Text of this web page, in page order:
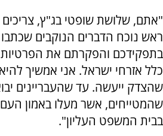
"אתם, שלושת שופטי בג"ץ,
ראש נוכח הדברים הנוקבים
בתפקידכם והפקרתם את הפרטיות
כלל אזרחי ישראל. אני אמשיך
שהצדק ייעשה. עד שהעבריינים
שהמטייחים, אשר מעלו באמון
בבית המשפט העליון".